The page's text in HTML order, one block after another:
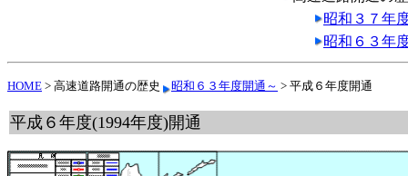
昭和３７年
昭和６３年
HOME > 高速道路開通の歴史 昭和６３年度開通～ > 平成６年度開通
平成６年度(1994年度)開通